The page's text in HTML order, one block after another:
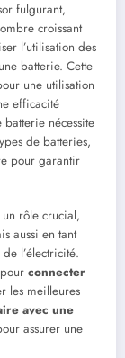
fulgurant,
croissant
l’utilisation des
batterie. Cette
une utilisation
efficacité
batterie nécessite
de batteries,
pour garantir
rôle crucial,
aussi en tant
l’électricité.
connecter
les meilleures
avec une
assurer une